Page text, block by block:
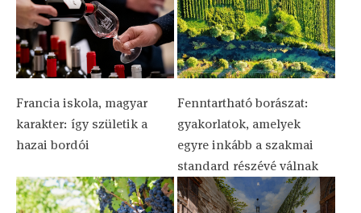
Francia iskola, magyar
karakter: így születik a
hazai bordói
Fenntartható borászat:
gyakorlatok, amelyek
egyre inkább a szakmai
standard részévé válnak